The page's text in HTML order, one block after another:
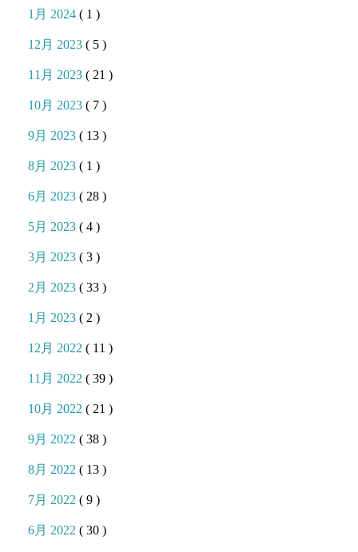
1月 2024( 1 )
12月 2023( 5 )
11月 2023( 21 )
10月 2023( 7 )
9月 2023( 13 )
8月 2023( 1 )
6月 2023( 28 )
5月 2023( 4 )
3月 2023( 3 )
2月 2023( 33 )
1月 2023( 2 )
12月 2022( 11 )
11月 2022( 39 )
10月 2022( 21 )
9月 2022( 38 )
8月 2022( 13 )
7月 2022( 9 )
6月 2022( 30 )